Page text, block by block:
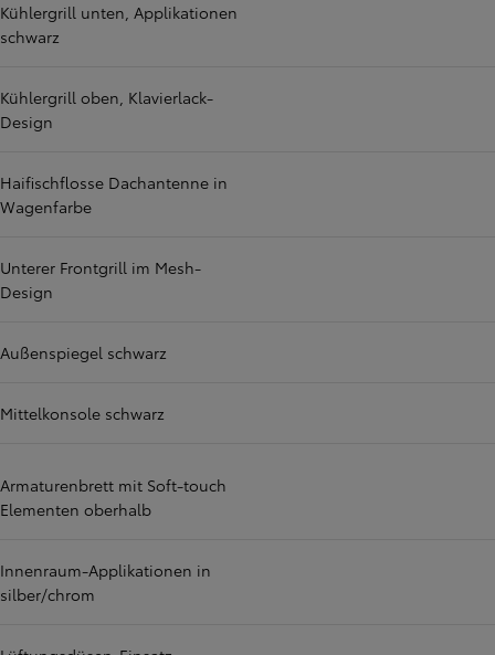
Kühlergrill unten, Applikationen
schwarz
Kühlergrill oben, Klavierlack-
Design
Haifischflosse Dachantenne in
Wagenfarbe
Unterer Frontgrill im Mesh-
Design
Außenspiegel schwarz
Mittelkonsole schwarz
Armaturenbrett mit Soft-touch
Elementen oberhalb
Innenraum-Applikationen in
silber/chrom